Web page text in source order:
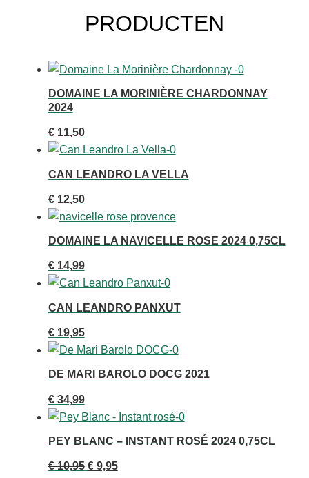
PRODUCTEN
DOMAINE LA MORINIÈRE CHARDONNAY
2024
€11,50
CAN LEANDRO LA VELLA
€12,50
DOMAINE LA NAVICELLE ROSE 2024 0,75CL
€14,99
CAN LEANDRO PANXUT
€19,95
DE MARI BAROLO DOCG 2021
€34,99
PEY BLANC – INSTANT ROSÉ 2024 0,75CL
€10,95 Oorspronkelijke
€9,95Huidige